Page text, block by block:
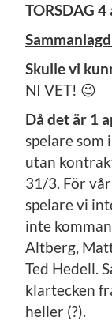
TORSDAG
Skulle vi
NI VET! 😉
Då det är 1
spelare
utan
31/3. För
spelare vi
inte
Altberg,
Ted Hedell.
klartecken
heller (?).